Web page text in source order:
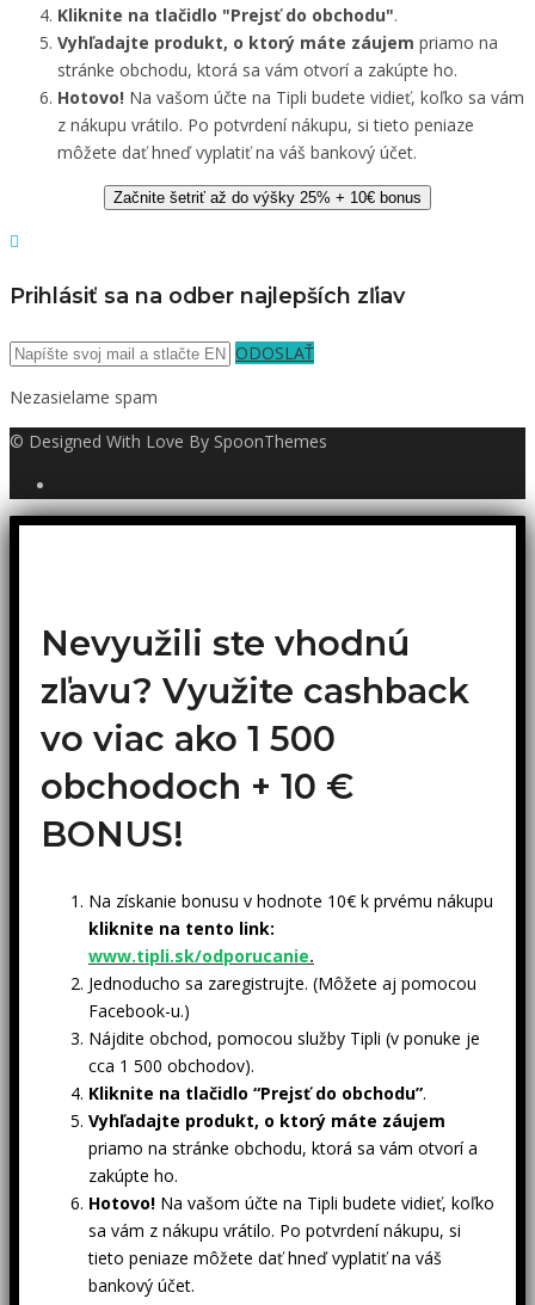
Kliknite na tlačidlo "Prejsť do obchodu".
Vyhľadajte produkt, o ktorý máte záujem priamo na
stránke obchodu, ktorá sa vám otvorí a zakúpte ho.
Hotovo! Na vašom účte na Tipli budete vidieť, koľko sa vám
z nákupu vrátilo. Po potvrdení nákupu, si tieto peniaze
môžete dať hneď vyplatiť na váš bankový účet.
Začnite šetriť až do výšky 25% + 10€ bonus
Prihlásiť sa na odber najlepších zľiav
ODOSLAŤ
Nezasielame spam
© Designed With Love By SpoonThemes
Nevyužili ste vhodnú
zľavu? Využite cashback
vo viac ako 1 500
obchodoch + 10 €
BONUS!
Na získanie bonusu v hodnote 10€ k prvému nákupu
kliknite na tento link:
www.tipli.sk/odporucanie.
Jednoducho sa zaregistrujte. (Môžete aj pomocou
Facebook-u.)
Nájdite obchod, pomocou služby Tipli (v ponuke je
cca 1 500 obchodov).
Kliknite na tlačidlo “Prejsť do obchodu”.
Vyhľadajte produkt, o ktorý máte záujem
priamo na stránke obchodu, ktorá sa vám otvorí a
zakúpte ho.
Hotovo! Na vašom účte na Tipli budete vidieť, koľko
sa vám z nákupu vrátilo. Po potvrdení nákupu, si
tieto peniaze môžete dať hneď vyplatiť na váš
bankový účet.